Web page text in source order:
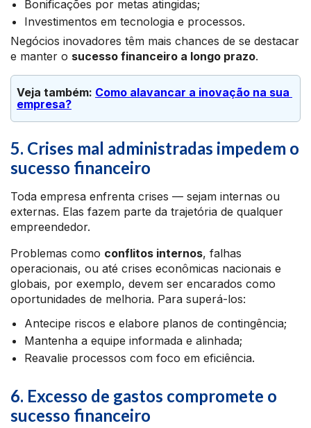
Bonificações por metas atingidas;
Investimentos em tecnologia e processos.
Negócios inovadores têm mais chances de se destacar
e manter o sucesso financeiro a longo prazo.
Veja também: Como alavancar a inovação na sua
empresa?
5. Crises mal administradas impedem o
sucesso financeiro
Toda empresa enfrenta crises — sejam internas ou
externas. Elas fazem parte da trajetória de qualquer
empreendedor.
Problemas como conflitos internos, falhas
operacionais, ou até crises econômicas nacionais e
globais, por exemplo, devem ser encarados como
oportunidades de melhoria. Para superá-los:
Antecipe riscos e elabore planos de contingência;
Mantenha a equipe informada e alinhada;
Reavalie processos com foco em eficiência.
6. Excesso de gastos compromete o
sucesso financeiro